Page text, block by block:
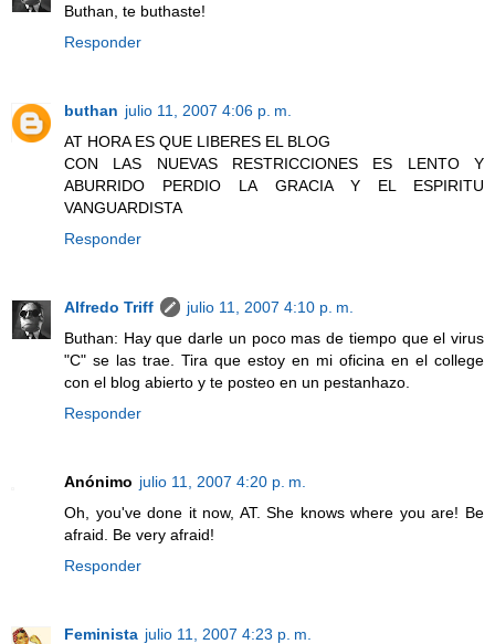
Buthan, te buthaste!
Responder
buthan julio 11, 2007 4:06 p. m.
AT HORA ES QUE LIBERES EL BLOG
CON LAS NUEVAS RESTRICCIONES ES LENTO Y
ABURRIDO PERDIO LA GRACIA Y EL ESPIRITU
VANGUARDISTA
Responder
Alfredo Triff
julio 11, 2007 4:10 p. m.
Buthan: Hay que darle un poco mas de tiempo que el virus
"C" se las trae. Tira que estoy en mi oficina en el college
con el blog abierto y te posteo en un pestanhazo.
Responder
Anónimo julio 11, 2007 4:20 p. m.
Oh, you've done it now, AT. She knows where you are! Be
afraid. Be very afraid!
Responder
Feminista julio 11, 2007 4:23 p. m.